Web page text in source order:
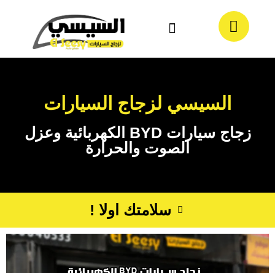
السيسي لزجاج السيارات
زجاج سيارات BYD الكهربائية وعزل
الصوت والحرارة
سلامتك اولا !